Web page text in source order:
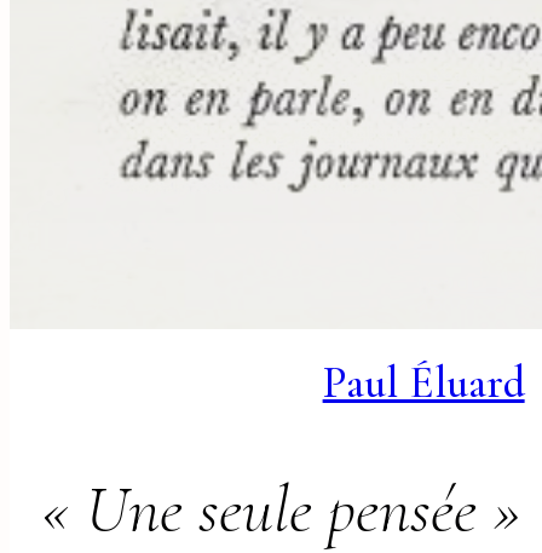
Paul Éluard
« Une seule pensée »